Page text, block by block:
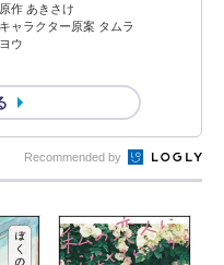
原作 あきさけ
キャラクター原案 タムラ
ヨウ
Recommended by